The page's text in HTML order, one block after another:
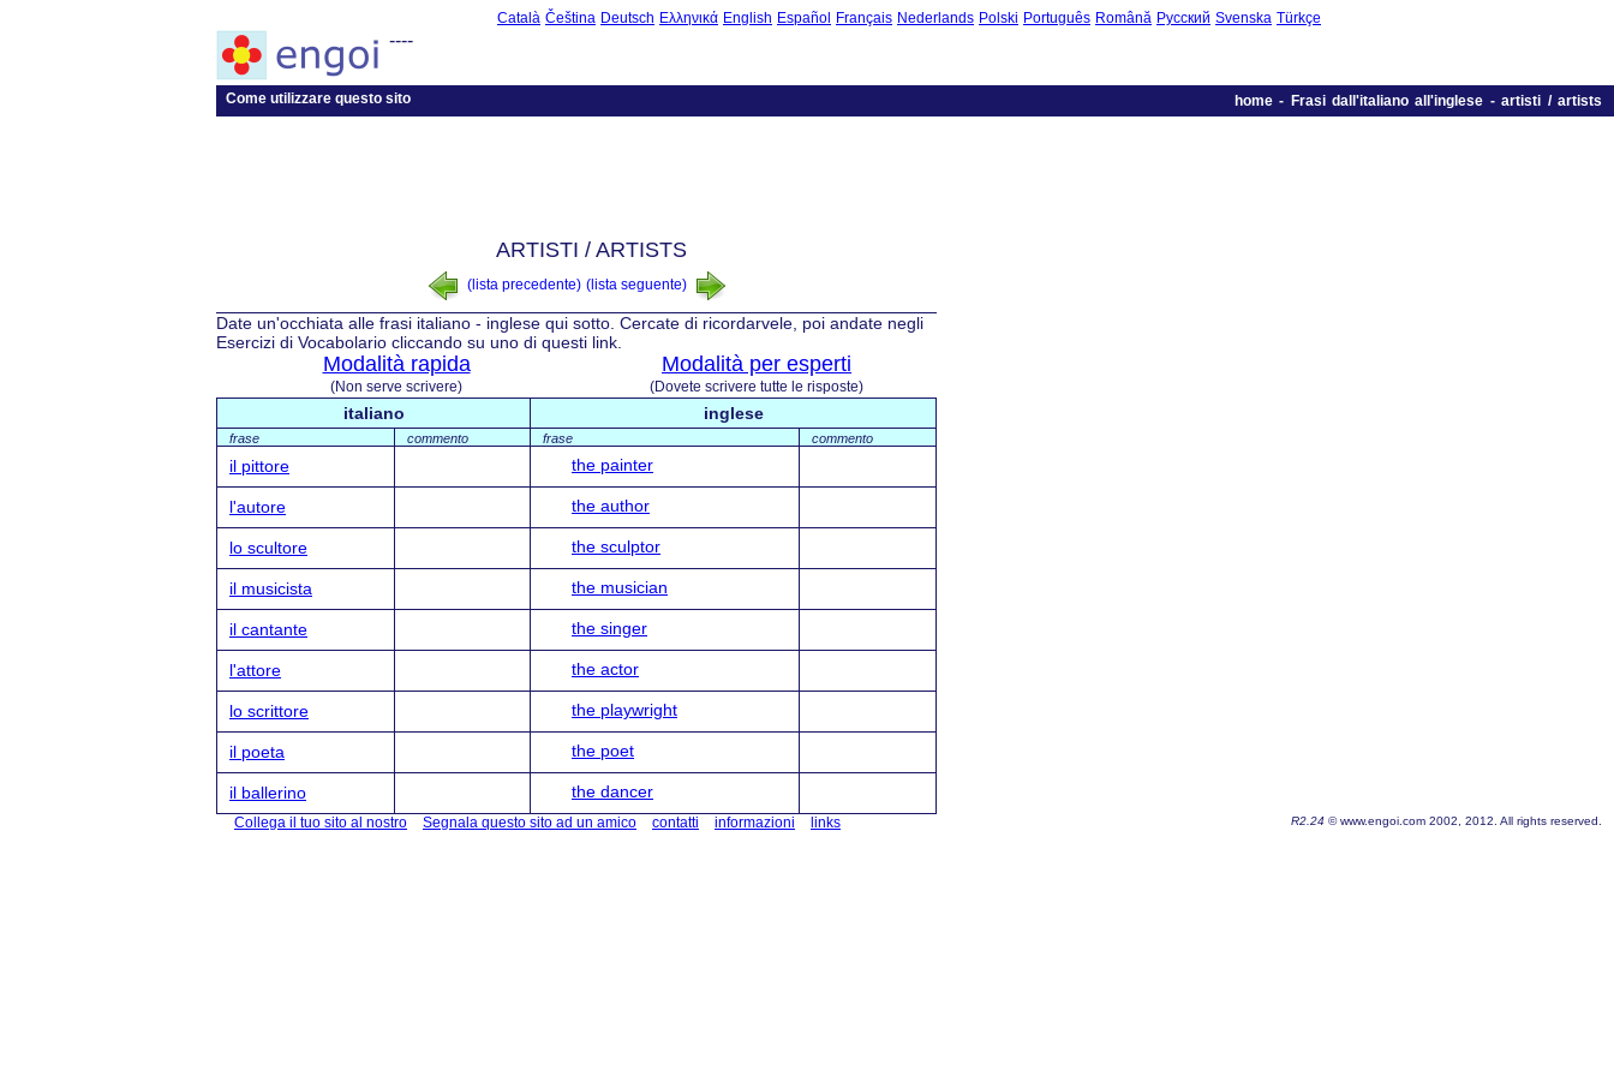
Català Čeština Deutsch Ελληνικά English Español Français Nederlands Polski Português Română Русский Svenska Türkçe
----
Come utilizzare questo sito home- Frasi dall'italiano all'inglese -artisti / artists
ARTISTI / ARTISTS
(lista precedente) (lista seguente)
Date un'occhiata alle frasi italiano - inglese qui sotto. Cercate di ricordarvele, poi andate negli
Esercizi di Vocabolario cliccando su uno di questi link.
Modalità rapida
(Non serve scrivere)
Modalità per esperti
(Dovete scrivere tutte le risposte)
italiano inglese
frase commento frase commento
il pittore the painter
l'autore the author
lo scultore the sculptor
il musicista the musician
il cantante the singer
l'attore the actor
lo scrittore the playwright
il poeta the poet
il ballerino the dancer
Collega il tuo sito al nostro Segnala questo sito ad un amico contatti informazioni links R2.24 © www.engoi.com 2002, 2012. All rights reserved.